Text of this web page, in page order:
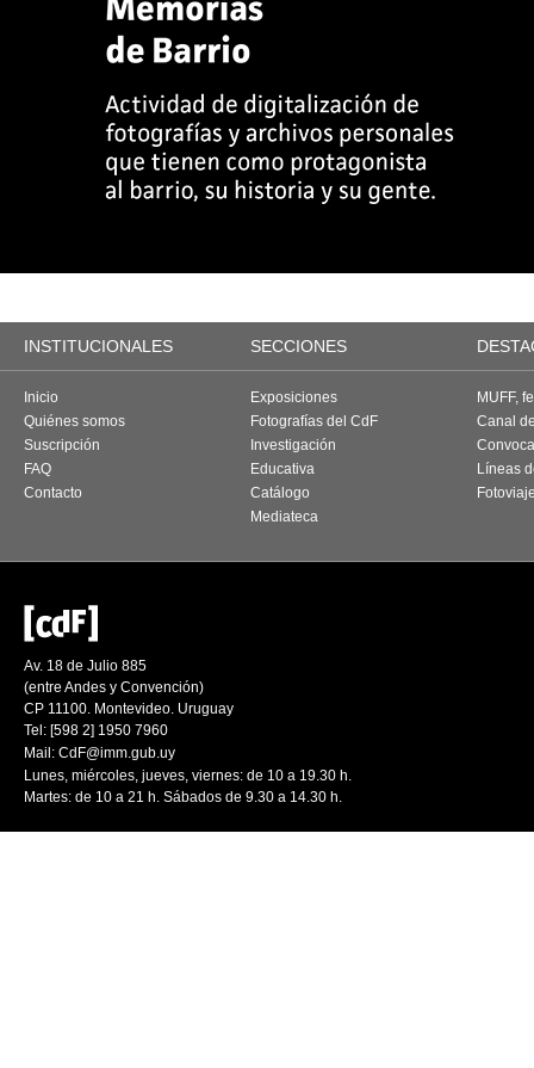
INSTITUCIONALES SECCIONES
Inicio
Quiénes somos
Suscripción
FAQ
Contacto
Exposiciones
Fotografías del CdF
Investigación
Educativa
Catálogo
Mediateca
MUFF,
Canal
Líneas
Av. 18 de Julio 885
(entre Andes y Convención)
CP 11100. Montevideo. Uruguay
Tel: [598 2] 1950 7960
Mail: CdF@imm.gub.uy
Lunes, miércoles, jueves, viernes: de 10 a 19.30 h.
Martes: de 10 a 21 h. Sábados de 9.30 a 14.30 h.